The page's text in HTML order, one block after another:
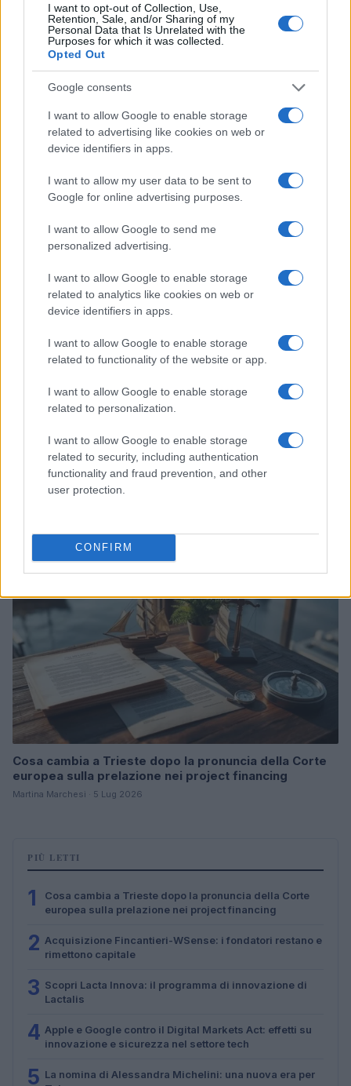
I want to opt-out of Collection, Use,
Retention, Sale, and/or Sharing of my
Personal Data that Is Unrelated with the
Purposes for which it was collected.
Opted Out
Google consents
I want to allow Google to enable storage
related to advertising like cookies on web or
device identifiers in apps.
I want to allow my user data to be sent to
Google for online advertising purposes.
I want to allow Google to send me
personalized advertising.
I want to allow Google to enable storage
related to analytics like cookies on web or
device identifiers in apps.
I want to allow Google to enable storage
related to functionality of the website or app.
I want to allow Google to enable storage
related to personalization.
I want to allow Google to enable storage
related to security, including authentication
functionality and fraud prevention, and other
user protection.
CONFIRM
Ripensare le tecnologie umanitarie oltre i criteri dei
donatori
Acquisizione Fincantieri-WSense: i fondatori restano
e rimettono capitale
Cosa cambia a Trieste dopo la pronuncia della Corte
europea sulla prelazione nei project financing
Martina Marchesi · 5 Lug 2026
PIÙ LETTI
1
Cosa cambia a Trieste dopo la pronuncia della Corte
europea sulla prelazione nei project financing
2 Acquisizione Fincantieri-WSense: i fondatori restano e
rimettono capitale
3 Scopri Lacta Innova: il programma di innovazione di
Lactalis
4 Apple e Google contro il Digital Markets Act: effetti su
innovazione e sicurezza nel settore tech
5 La nomina di Alessandra Michelini: una nuova era per